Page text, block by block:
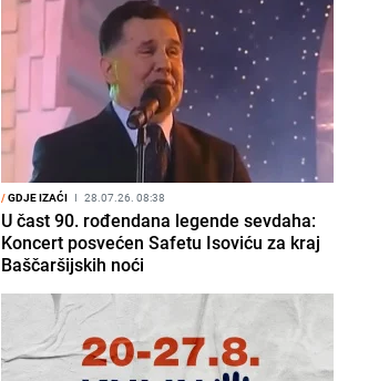
/GDJE IZAĆI I 28.07.26. 08:38
U čast 90. rođendana legende sevdaha:
Koncert posvećen Safetu Isoviću za kraj
Baščaršijskih noći